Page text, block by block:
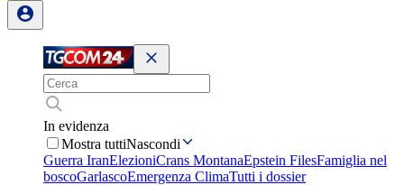
In evidenza
Mostra tuttiNascondi
Guerra IranElezioniCrans MontanaEpstein FilesFamiglia nel
boscoGarlascoEmergenza ClimaTutti i dossier